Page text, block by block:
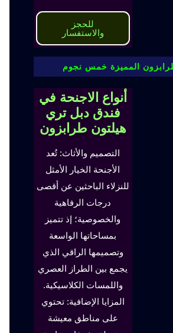
للحجز
والاستفسار
المميزة خمس نجوم
أنواع الاجنحة في
فندق دبل تري
هيلتون طرابزون
التصميم والأثاث: تُعد
الأجنحة الخيار الأمثل
للنزلاء الباحثين عن أقصى
درجات الرفاهية
والخصوصية؛ إذ تتميز
بمساحاتها الواسعة
وتصميمها الراقي الذي
يجمع بين الطراز العصري
واللمسات الكلاسيكية.
المزايا الإضافية: تحتوي
على مناطق معيشة